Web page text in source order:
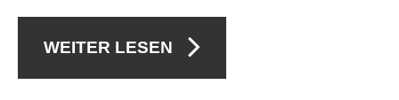
WEITER LESEN